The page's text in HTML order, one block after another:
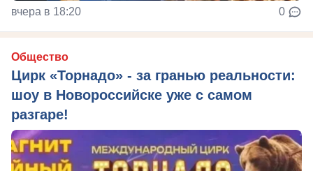
вчера в 18:20 0
Общество
Цирк «Торнадо» - за гранью реальности:
шоу в Новороссийске уже с самом
разгаре!